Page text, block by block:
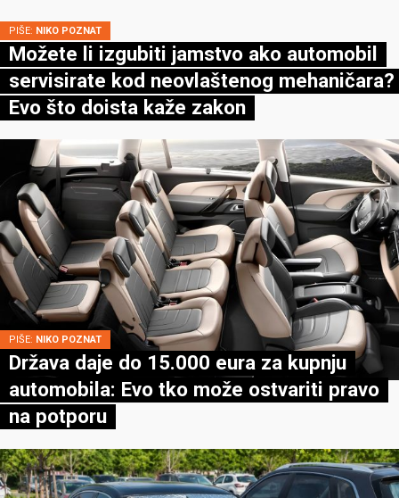
PIŠE: NIKO POZNAT
Možete li izgubiti jamstvo ako automobil
servisirate kod neovlaštenog mehaničara?
Evo što doista kaže zakon
PIŠE: NIKO POZNAT
Država daje do 15.000 eura za kupnju
automobila: Evo tko može ostvariti pravo
na potporu